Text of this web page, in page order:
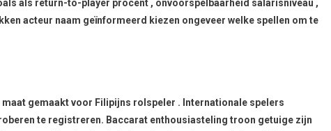
als return-to-player procent , onvoorspelbaarheid salarisniveau ,
acteur naam geïnformeerd kiezen ongeveer welke spellen om te
gemaakt voor Filipijns rolspeler . Internationale spelers
te registreren. Baccarat enthousiasteling troon getuige zijn